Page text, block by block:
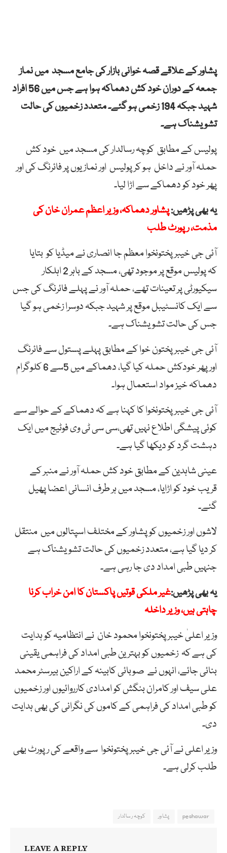
پشاور کے علاقے قصہ خوانی بازار کی جامع مسجد میں نماز
جمعہ کے دوران خود کش دھماکہ ہوا ہے جس میں 56 افراد
شہید جبکہ 194 زخمی ہو گئے۔ متعدد زخمیوں کی حالت
تشویشناک ہے۔
پولیس کے مطابق کوچہ رسالدار کی مسجد میں خود کش
حملہ آور نے داخل ہو کر پولیس اور نمازیوں پر فائرنگ کی اور
پھر خود کو دھماکے سے اڑا لیا۔
یہ بھی پڑھیں:پشاور دھماکہ، وزیر اعظم عمران خان کی
مذمت، رپورٹ طلب
آئی جی خیبر پختونخوا معظم جا انصاری نے میڈیا کو بتایا
کہ پولیس موقع پر موجود تھی، مسجد کے باہر 2 اہلکار
سیکیورٹی پر تعینات تھے، حملہ آور نے پہلے فائرنگ کی جس
سے ایک کانسٹیبل موقع پر شہید جبکہ دوسرا زخمی ہو گیا
جس کی حالت تشویشناک ہے۔
آئی جی خیبر پختون خوا کے مطابق پہلے پستول سے فائرنگ
اور پھر خودکش حملہ کیا گیا، دھماکے میں 5سے 6 کلوگرام
دھماکہ خیز مواد استعمال ہوا۔
آئی جی خیبر پختونخوا کا کہنا ہے کہ دھماکے کے حوالے سے
کوئی پیشگی اطلاع نہیں تھی،سی سی ٹی وی فوٹیج میں ایک
دہشت گرد کو دیکھا گیا ہے۔
عینی شاہدین کے مطابق خود کش حملہ آور نے منبر کے
قریب خود کو اڑایا، مسجد میں ہر طرف انسانی اعضا پھیل
گئے۔
لاشوں اور زخمیوں کو پشاور کے مختلف اسپتالوں میں منتقل
کر دیا گیا ہے، متعدد زخمیوں کی حالت تشویشناک ہے
جنہیں طبی امداد دی جا رہی ہے۔
یہ بھی پڑھیں:غیر ملکی قوتیں پاکستان کا امن خراب کرنا
چاہتی ہیں، وزیر داخلہ
وزیر اعلیٰ خیبرپختونخوا محمود خان نے انتظامیہ کو ہدایت
کی ہے کہ زخمیوں کو بہترین طبی امداد کی فراہمی یقینی
بنائی جائے، انہوں نے صوبائی کابینہ کے اراکین بیرسٹر محمد
علی سیف اور کامران بنگش کو امدادی کارروائیوں اور زخمیوں
کو طبی امداد کی فراہمی کے کاموں کی نگرانی کی بھی ہدایت
دی۔
وزیر اعلی نے آئی جی خیبرپختونخوا سے واقعے کی رپورٹ بھی
طلب کرلی ہے۔
peshawar پشاور کوچہ رسالدار
LEAVE A REPLY